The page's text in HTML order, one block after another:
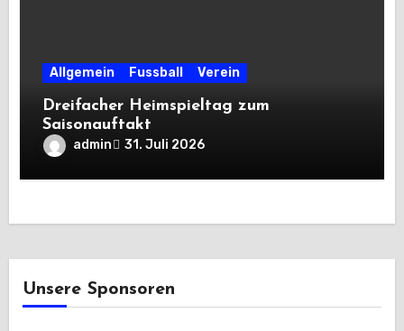
Allgemein Fussball Verein
Dreifacher Heimspieltag zum
Saisonauftakt
admin 31. Juli 2026
Unsere Sponsoren